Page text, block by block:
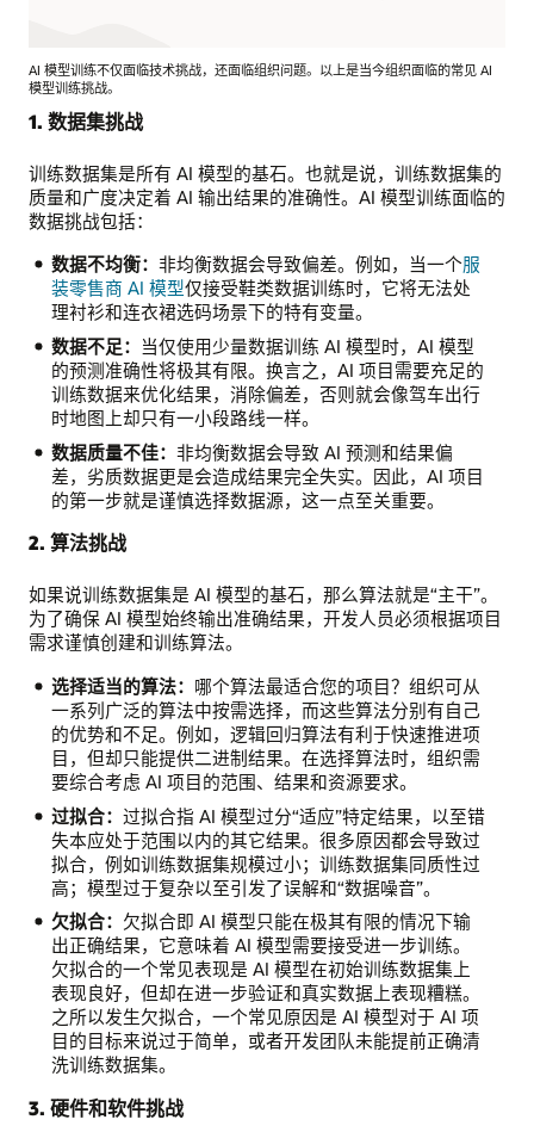
AI 模型训练不仅面临技术挑战，还面临组织问题。以上是当今组织面临的常见 AI
模型训练挑战。
此
展
示
了
模
见
战：
硬
和
软
件：
件
资
源/
功
能
有
限，
软
件
不
兼
容
算
法：
AI
模
型
类
型
1. 数据集挑战
训练数据集是所有 AI 模型的基石。也就是说，训练数据集的
质量和广度决定着 AI 输出结果的准确性。AI 模型训练面临的
数据挑战包括：
数据不均衡： 非均衡数据会导致偏差。例如，当一个服
装零售商 AI 模型仅接受鞋类数据训练时，它将无法处
理衬衫和连衣裙选码场景下的特有变量。
数据不足： 当仅使用少量数据训练 AI 模型时，AI 模型
的预测准确性将极其有限。换言之，AI 项目需要充足的
训练数据来优化结果，消除偏差，否则就会像驾车出行
时地图上却只有一小段路线一样。
数据质量不佳： 非均衡数据会导致 AI 预测和结果偏
差，劣质数据更是会造成结果完全失实。因此，AI 项目
的第一步就是谨慎选择数据源，这一点至关重要。
2. 算法挑战
如果说训练数据集是 AI 模型的基石，那么算法就是“主干”。
为了确保 AI 模型始终输出准确结果，开发人员必须根据项目
需求谨慎创建和训练算法。
选择适当的算法： 哪个算法最适合您的项目？组织可从
一系列广泛的算法中按需选择，而这些算法分别有自己
的优势和不足。例如，逻辑回归算法有利于快速推进项
目，但却只能提供二进制结果。在选择算法时，组织需
要综合考虑 AI 项目的范围、结果和资源要求。
过拟合： 过拟合指 AI 模型过分“适应”特定结果，以至错
失本应处于范围以内的其它结果。很多原因都会导致过
拟合，例如训练数据集规模过小；训练数据集同质性过
高；模型过于复杂以至引发了误解和“数据噪音”。
欠拟合： 欠拟合即 AI 模型只能在极其有限的情况下输
出正确结果，它意味着 AI 模型需要接受进一步训练。
欠拟合的一个常见表现是 AI 模型在初始训练数据集上
表现良好，但却在进一步验证和真实数据上表现糟糕。
之所以发生欠拟合，一个常见原因是 AI 模型对于 AI 项
目的目标来说过于简单，或者开发团队未能提前正确清
洗训练数据集。
3. 硬件和软件挑战